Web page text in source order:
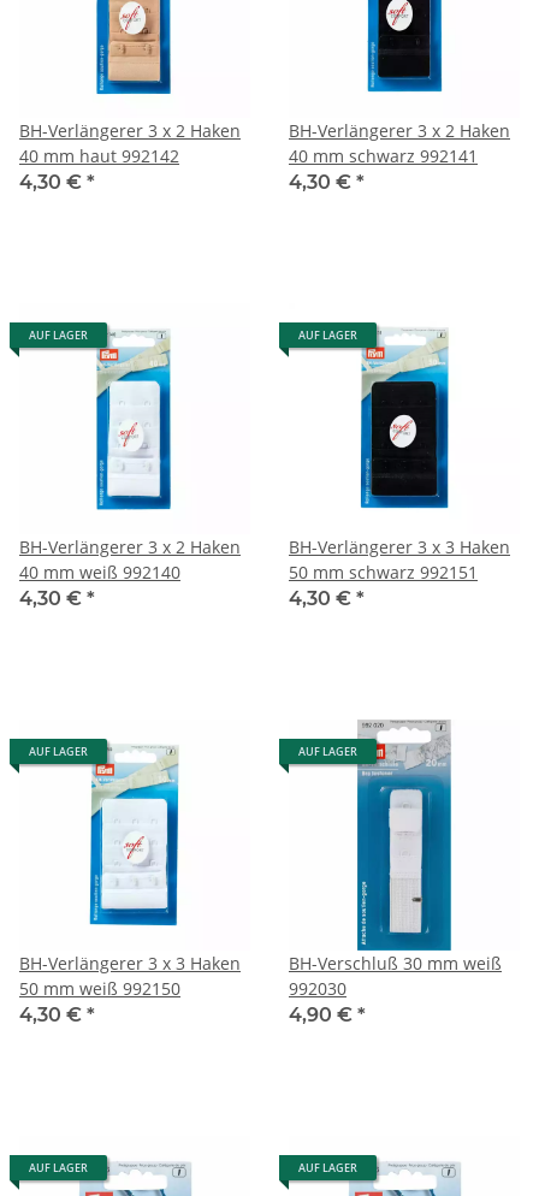
BH-Verlängerer 3 x 2 Haken
40 mm haut 992142
4,30 € *
BH-Verlängerer 3 x 2 Haken
40 mm schwarz 992141
4,30 € *
AUF LAGER
BH-Verlängerer 3 x 2 Haken
40 mm weiß 992140
4,30 € *
AUF LAGER
BH-Verlängerer 3 x 3 Haken
50 mm schwarz 992151
4,30 € *
AUF LAGER
BH-Verlängerer 3 x 3 Haken
50 mm weiß 992150
4,30 € *
AUF LAGER
BH-Verschluß 30 mm weiß
992030
4,90 € *
AUF LAGER AUF LAGER